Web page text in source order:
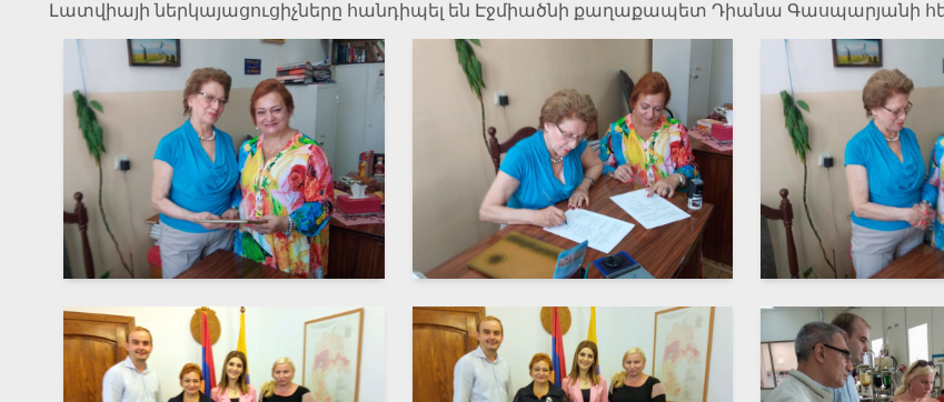
Լատվիայի ներկայացուցիչները հանդիպել են Էջմիածնի քաղաքապետ Դիանա Գասպարյանի